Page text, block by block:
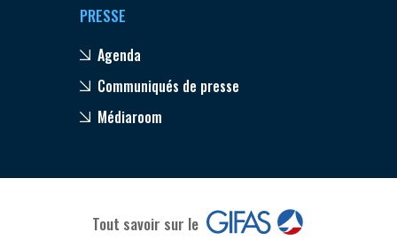
PRESSE
Agenda
Communiqués de presse
Médiaroom
Tout savoir sur le